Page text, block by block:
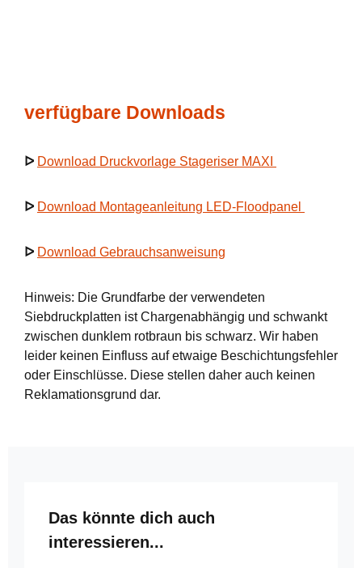
verfügbare Downloads
ᐅ Download Druckvorlage Stageriser MAXI
ᐅ Download Montageanleitung LED-Floodpanel
ᐅ Download Gebrauchsanweisung
Hinweis: Die Grundfarbe der verwendeten
Siebdruckplatten ist Chargenabhängig und schwankt
zwischen dunklem rotbraun bis schwarz. Wir haben
leider keinen Einfluss auf etwaige Beschichtungsfehler
oder Einschlüsse. Diese stellen daher auch keinen
Reklamationsgrund dar.
Produktgalerie überspringen
Das könnte dich auch
interessieren...